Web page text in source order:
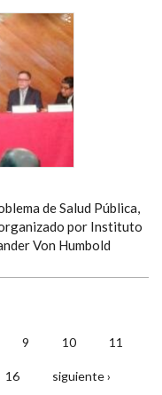
de Salud Pública,
por Instituto
Von Humbold
9 10 11
16 siguiente ›